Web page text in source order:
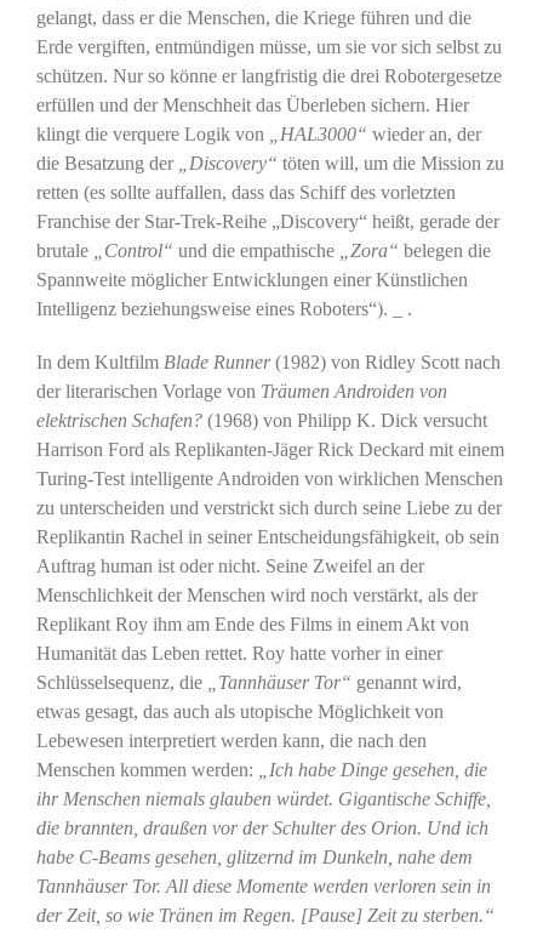
gelangt, dass er die Menschen, die Kriege führen und die
Erde vergiften, entmündigen müsse, um sie vor sich selbst zu
schützen. Nur so könne er langfristig die drei Robotergesetze
erfüllen und der Menschheit das Überleben sichern. Hier
klingt die verquere Logik von
„HAL3000“ wieder an, der
die Besatzung der
„Discovery“ töten will, um die Mission zu
retten (es sollte auffallen, dass das Schiff des vorletzten
Franchise der Star-Trek-Reihe „Discovery“ heißt, gerade der
brutale
„Control“ und die empathische „Zora“ belegen die
Spannweite möglicher Entwicklungen einer Künstlichen
Intelligenz beziehungsweise eines Roboters“). _ .
In dem Kultfilm Blade Runner(1982) von Ridley Scott nach
der literarischen Vorlage von Träumen Androiden von
elektrischen Schafen?(1968) von Philipp K. Dick versucht
Harrison Ford als Replikanten-Jäger Rick Deckard mit einem
Turing-Test intelligente Androiden von wirklichen Menschen
zu unterscheiden und verstrickt sich durch seine Liebe zu der
Replikantin Rachel in seiner Entscheidungsfähigkeit, ob sein
Auftrag human ist oder nicht. Seine Zweifel an der
Menschlichkeit der Menschen wird noch verstärkt, als der
Replikant Roy ihm am Ende des Films in einem Akt von
Humanität das Leben rettet. Roy hatte vorher in einer
Schlüsselsequenz, die
„Tannhäuser Tor“ genannt wird,
etwas gesagt, das auch als utopische Möglichkeit von
Lebewesen interpretiert werden kann, die nach den
Menschen kommen werden:
„Ich habe Dinge gesehen, die
ihr Menschen niemals glauben würdet. Gigantische Schiffe,
die brannten, draußen vor der Schulter des Orion. Und ich
habe C-Beams gesehen, glitzernd im Dunkeln, nahe dem
Tannhäuser Tor. All diese Momente werden verloren sein in
der Zeit, so wie Tränen im Regen. [Pause] Zeit zu sterben.“